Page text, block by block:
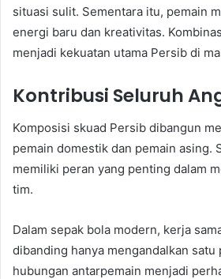
situasi sulit. Sementara itu, pemain
energi baru dan kreativitas.
menjadi kekuatan utama Persib di
Kontribusi Seluruh
Komposisi skuad Persib dibangun
pemain domestik dan pemain asing.
memiliki peran yang penting dalam
tim.
Dalam sepak bola modern, kerja
dibanding hanya mengandalkan satu
hubungan antarpemain menjadi